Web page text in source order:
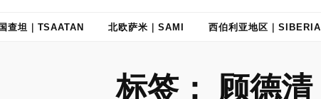
查坦｜TSAATAN 北欧萨米｜SAMI 西伯利亚地区｜SIBERIA
标签： 顾德清